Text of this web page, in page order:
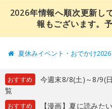
2026年情報へ順次更新し
報もございます。
夏休みイベント・おでかけ2026
おすすめ
今週末8/8(土)～8/9(
覧
おすすめ 【漫画】夏に読みた